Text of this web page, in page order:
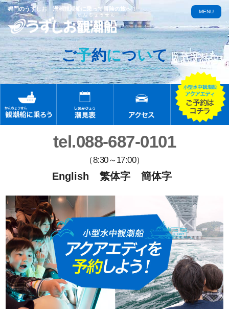
鳴門のうずしお 渦潮観潮船に乗って冒険の旅へ！
tel.088-687-0101
（8:30～17:00）
English 繁体字 簡体字
MENU
ご予約について